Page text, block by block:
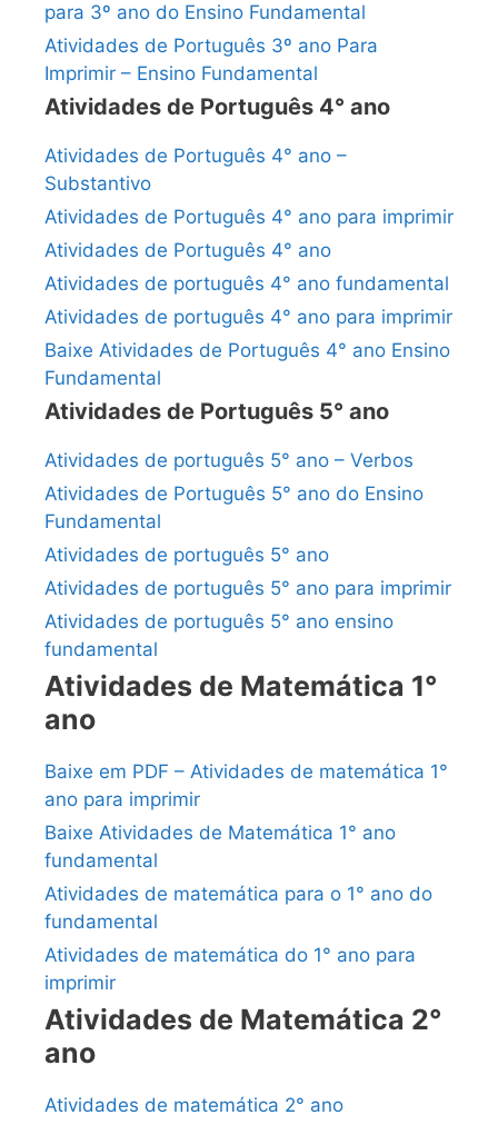
para 3º ano do Ensino Fundamental
Atividades de Português 3º ano Para
Imprimir – Ensino Fundamental
Atividades de Português 4° ano
Atividades de Português 4° ano –
Substantivo
Atividades de Português 4° ano para imprimir
Atividades de Português 4° ano
Atividades de português 4° ano fundamental
Atividades de português 4° ano para imprimir
Baixe Atividades de Português 4° ano Ensino
Fundamental
Atividades de Português 5° ano
Atividades de português 5° ano – Verbos
Atividades de Português 5° ano do Ensino
Fundamental
Atividades de português 5° ano
Atividades de português 5° ano para imprimir
Atividades de português 5° ano ensino
fundamental
Atividades de Matemática 1°
ano
Baixe em PDF – Atividades de matemática 1°
ano para imprimir
Baixe Atividades de Matemática 1° ano
fundamental
Atividades de matemática para o 1° ano do
fundamental
Atividades de matemática do 1° ano para
imprimir
Atividades de Matemática 2°
ano
Atividades de matemática 2° ano